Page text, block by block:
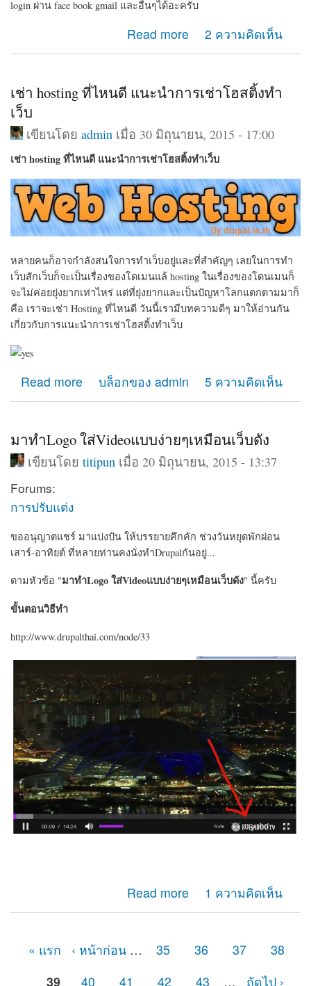
login ผ่าน face book gmail และอื่นๆได้อะครับ
Read more 2 ความคิดเห็น
เช่า hosting ที่ไหนดี แนะนำการเช่าโฮสติ้งทำ
เว็บ
เขียนโดยadmin เมื่อ 30 มิถุนายน, 2015 - 17:00
เช่า hosting ที่ไหนดี แนะนำการเช่าโฮสติ้งทำเว็บ
หลายคนก็อาจกำลังสนใจการทำเว็บอยู่และที่สำคัญๆ เลยในการทำ
เว็บสักเว็บก็จะเป็นเรื่องของโดเมนแล้ hosting ในเรื่องของโดนเมนก็
จะไม่ค่อยยุ่งยากเท่าไหร่ แต่ที่ยุ่งยากและเป็นปัญหาโลกแตกตามมาก็
คือ เราจะเช่า Hosting ที่ไหนดี วันนี้เรามีบทความดีๆ มาให้อ่านกัน
เกี่ยวกับการแนะนำการเช่าโฮสติ้งทำเว็บ
Read more
about เช่า hosting ที่ไหนดี แนะนำการเช่าโฮสติ้งทำเว็บ
บล็อกของ admin 5 ความคิดเห็น
มาทำLogo ใส่Videoแบบง่ายๆเหมือนเว็บดัง
เขียนโดย titipun เมื่อ 20 มิถุนายน, 2015 - 13:37
Forums:
การปรับแต่ง
ขออนุญาตแชร์ มาแบ่งปัน ให้บรรยายคึกคัก ช่วงวันหยุดพักผ่อน
เสาร์-อาทิยต์ ที่หลายท่านคงนั่งทำDrupalกันอยู่...
ตามหัวข้อ "มาทำLogo ใส่Videoแบบง่ายๆเหมือนเว็บดัง" นี้ครับ
ขั้นตอนวิธีทำ
http://www.drupalthai.com/node/33
Read more
about มาทำLogo ใส่Videoแบบง่ายๆเหมือนเว็บดัง
1 ความคิดเห็น
« แรก ‹ หน้าก่อน … 35 36 37
38
39
40 41 42 43 … ถัดไป ›